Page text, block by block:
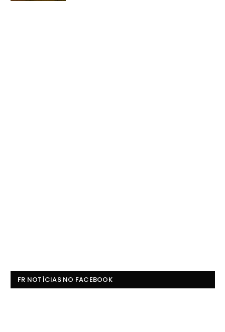
FR NOTÍCIAS NO FACEBOOK